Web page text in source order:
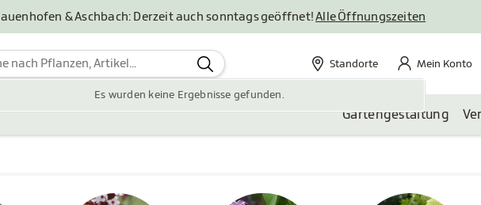
& Aschbach: Derzeit auch sonntags geöffnet!Alle Öffnungszeiten
Es wurden keine Ergebnisse gefunden.
Standorte
Standorte Mein Konto
Mein Konto
Gartengestaltung